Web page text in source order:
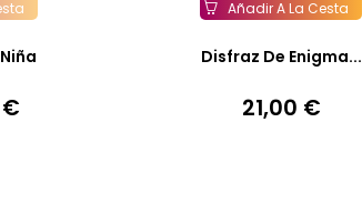
Añadir A La Cesta
Disfraz De Enigma...
Precio
21,00 €